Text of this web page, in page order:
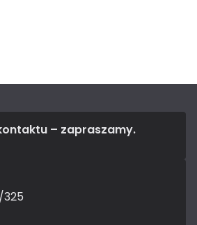
– zapraszamy.
325